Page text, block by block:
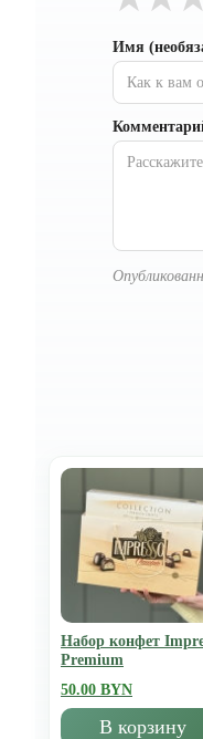
Имя
Набор конфет
Premium
50.00 BYN
В корзину